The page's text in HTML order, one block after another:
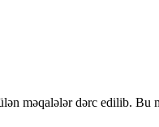
məqalələr dərc edilib.